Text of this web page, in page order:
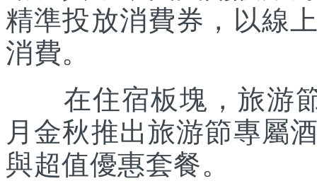
精準投放消費券，以線
消費。
在住宿板塊，旅游節
月金秋推出旅游節專屬
與超值優惠套餐。